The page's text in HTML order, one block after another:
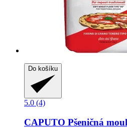
Do košíku
5.0 (4)
CAPUTO Pšeničná